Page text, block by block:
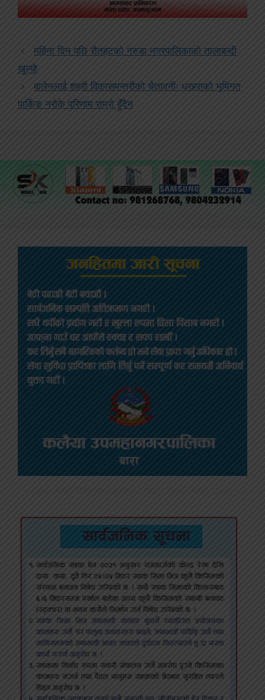
महिना दिन पछि राैतहटकाे गरुडा नगरपालिकाको तालाबन्दी
खुल्यो
बालेनलाई शहरी विकासमन्त्रीको चेतावनीः धरहराको भूमिगत
पार्किङ नरोके परिणाम राम्रो हुँदैन